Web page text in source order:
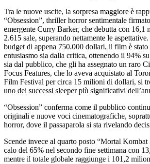
Tra le nuove uscite, la sorpresa maggiore è
“Obsession”, thriller horror sentimentale
emergente Curry Barker, che debutta con
2.615 sale, superando nettamente le
budget di appena 750.000 dollari, il film è stato
entusiasmo sia dalla critica, ottenendo il 94%
sia dal pubblico, che gli ha assegnato un raro
Focus Features, che lo aveva acquistato al
Film Festival per circa 15 milioni di dollari, si
uno dei successi sleeper più significativi
“Obsession” conferma come il pubblico
originali e nuove voci cinematografiche,
horror, dove il passaparola si sta rivelando
Scende invece al quarto posto “Mortal
calo del 65% nel secondo fine settimana con
mentre il totale globale raggiunge i 101,2